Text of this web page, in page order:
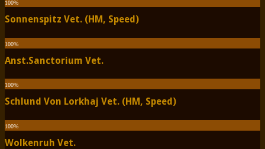
100%
Sonnenspitz Vet. (HM, Speed)
100%
Anst.Sanctorium Vet.
100%
Schlund Von Lorkhaj Vet. (HM, Speed)
100%
Wolkenruh Vet.